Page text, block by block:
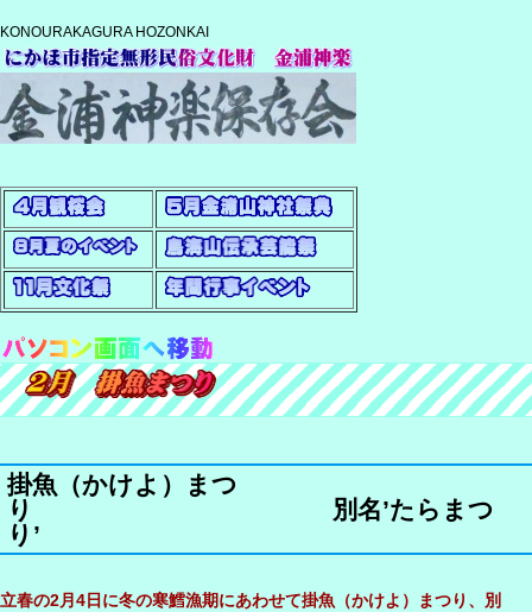
KONOURAKAGURA HOZONKAI
掛魚（かけよ）まつ
り 別名’たらまつ
り’
立春の2月4日に冬の寒鱈漁期にあわせて掛魚（かけよ）まつり、 別